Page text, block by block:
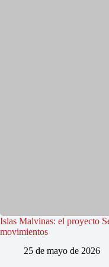
Islas Malvinas: el proyecto
movimientos
25 de mayo de 2026